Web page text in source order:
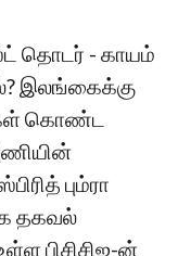
தொடர் - காயம்
இலங்கைக்கு
கொண்ட
பும்ரா
தகவல்
பிசிசிஐ-ன்